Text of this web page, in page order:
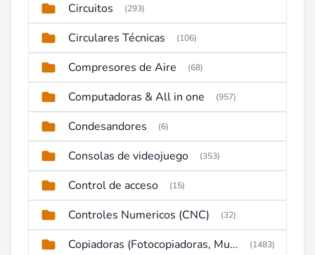
Circuitos (293)
Circulares Técnicas (106)
Compresores de Aire (68)
Computadoras & All in one (957)
Condesandores (6)
Consolas de videojuego (353)
Control de acceso (15)
Controles Numericos (CNC) (32)
Copiadoras (Fotocopiadoras, Multifunctions, Ploter, etc) (1483)